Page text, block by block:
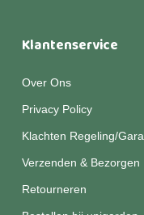
Klantenservice
Over Ons
Privacy Policy
Klachten Regeling/
Verzenden & Bezorgen
Retourneren